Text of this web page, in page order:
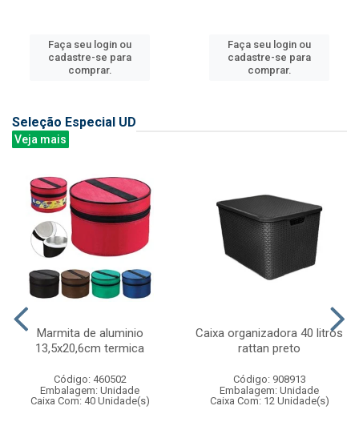
Faça seu login ou
cadastre-se para
comprar.
Faça seu login ou
cadastre-se para
comprar.
Seleção Especial UD
Veja mais
Marmita de aluminio
13,5x20,6cm termica
Código: 460502
Embalagem: Unidade
Caixa Com: 40 Unidade(s)
Caixa organizadora 40 litros
rattan preto
Código: 908913
Embalagem: Unidade
Caixa Com: 12 Unidade(s)